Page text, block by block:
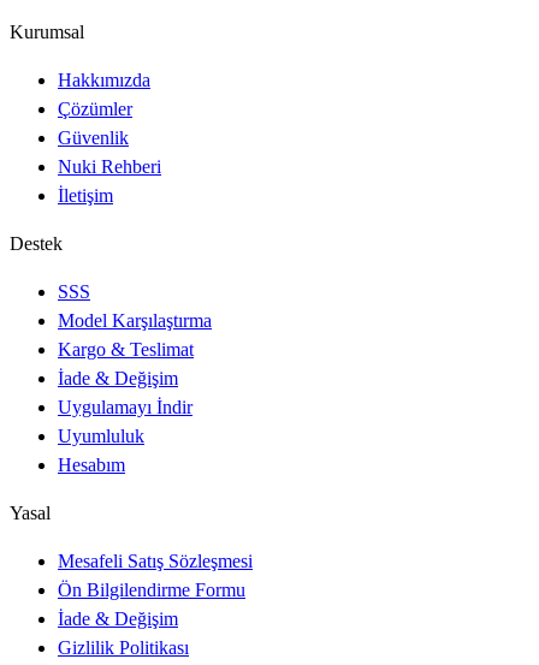
Kurumsal
Hakkımızda
Çözümler
Güvenlik
Nuki Rehberi
İletişim
Destek
SSS
Model Karşılaştırma
Kargo & Teslimat
İade & Değişim
Uygulamayı İndir
Uyumluluk
Hesabım
Yasal
Mesafeli Satış Sözleşmesi
Ön Bilgilendirme Formu
İade & Değişim
Gizlilik Politikası